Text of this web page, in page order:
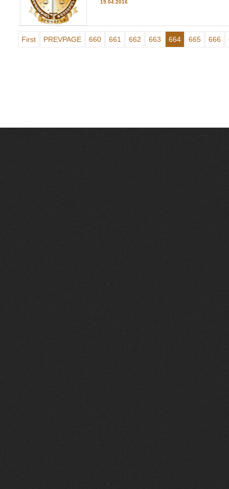
19.04.2016
First PREVPAGE 660 661 662 663 664 665 666